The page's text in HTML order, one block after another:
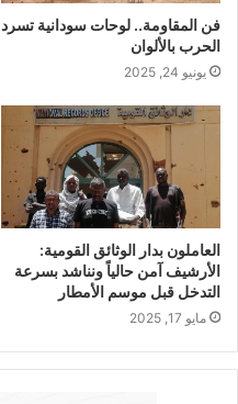
فن المقاومة.. لوحات سودانية تسرد
الحرب بالألوان
يونيو 24, 2025
العاملون بدار الوثائق القومية:
الأرشيف آمن حالياً ونناشد بسرعة
التدخل قبل موسم الأمطار
مايو 17, 2025